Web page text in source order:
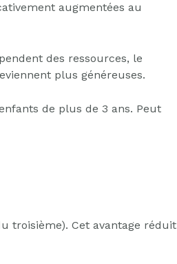
augmentées au
des ressources, le
plus généreuses.
de plus de 3 ans. Peut
troisième). Cet avantage réduit